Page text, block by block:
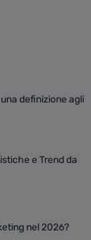
definizione agli
e Trend da
nel 2026?